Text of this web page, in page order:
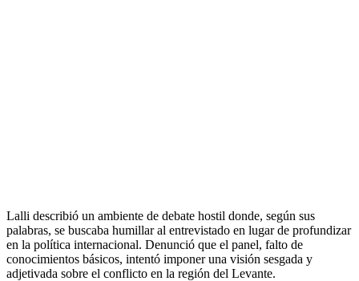
Lalli describió un ambiente de debate hostil donde, según sus
palabras, se buscaba humillar al entrevistado en lugar de profundizar
en la política internacional. Denunció que el panel, falto de
conocimientos básicos, intentó imponer una visión sesgada y
adjetivada sobre el conflicto en la región del Levante.